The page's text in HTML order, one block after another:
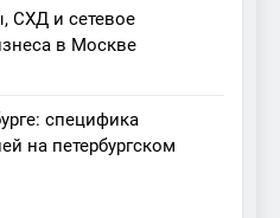
СХД и сетевое
в Москве
специфика
на петербургском